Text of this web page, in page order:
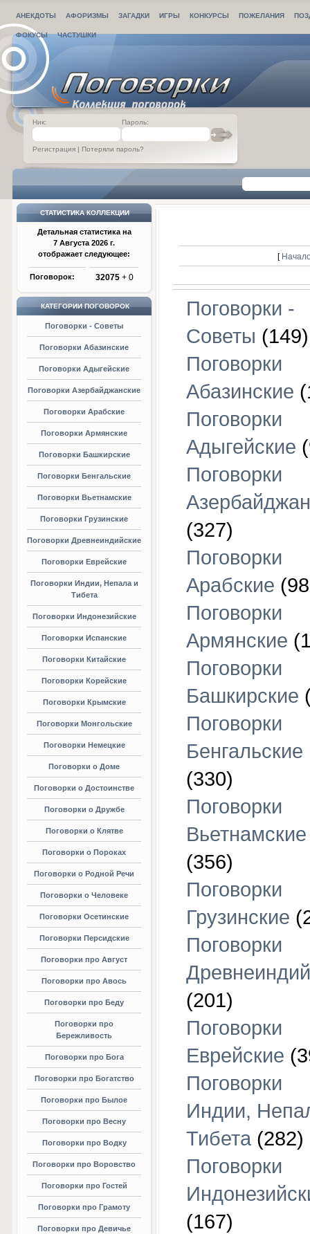
АНЕКДОТЫ АФОРИЗМЫ ЗАГАДКИ ИГРЫ КОНКУРСЫ ПОЖЕЛАНИЯ
ФОКУСЫ ЧАСТУШКИ
Ник: Пароль:
Регистрация | Потеряли пароль?
СТАТИСТИКА КОЛЛЕКЦИИ
Детальная статистика на
7 Августа 2026 г.
отображает следующее:
Поговорок: 32075 + 0
КАТЕГОРИИ ПОГОВОРОК
Поговорки - Советы
Поговорки Абазинские
Поговорки Адыгейские
Поговорки Азербайджанские
Поговорки Арабские
Поговорки Армянские
Поговорки Башкирские
Поговорки Бенгальские
Поговорки Вьетнамские
Поговорки Грузинские
Поговорки Древнеиндийские
Поговорки Еврейские
Поговорки Индии, Непала и
Тибета
Поговорки Индонезийские
Поговорки Испанские
Поговорки Китайские
Поговорки Корейские
Поговорки Крымские
Поговорки Монгольские
Поговорки Немецкие
Поговорки о Доме
Поговорки о Достоинстве
Поговорки о Дружбе
Поговорки о Клятве
Поговорки о Пороках
Поговорки о Родной Речи
Поговорки о Человеке
Поговорки Осетинские
Поговорки Персидские
Поговорки про Август
Поговорки про Авось
Поговорки про Беду
Поговорки про
Бережливость
Поговорки про Бога
Поговорки про Богатство
Поговорки про Былое
Поговорки про Весну
Поговорки про Водку
Поговорки про Воровство
Поговорки про Гостей
Поговорки про Грамоту
Поговорки про Девичье
[
Поговорки -
Советы (149)
Поговорки
Абазинские
Поговорки
Адыгейские
Поговорки
(327)
Поговорки
Арабские
Поговорки
Армянские
Поговорки
Башкирские
Поговорки
Бенгальские
(330)
Поговорки
Вьетнамские
(356)
Поговорки
Грузинские
Поговорки
(201)
Поговорки
Еврейские
Поговорки
Индии,
Тибета (282)
Поговорки
(167)